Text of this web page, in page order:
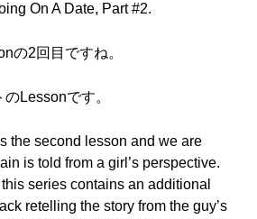
On A Date, Part #2.
の2回目ですね。
Lessonです。
the second lesson and we are
is told from a girl’s perspective.
series contains an additional
retelling the story from the guy’s